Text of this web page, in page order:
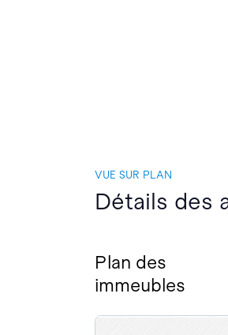
VUE SUR PLAN
Détails des
Plan des
immeubles